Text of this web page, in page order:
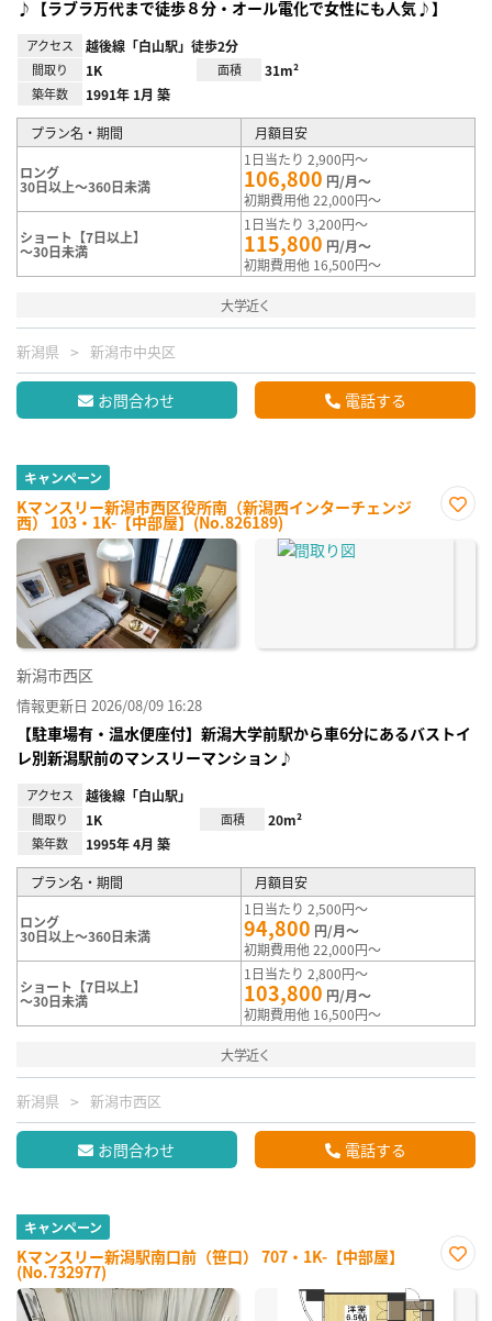
♪【ラブラ万代まで徒歩８分・オール電化で女性にも人気♪】
アクセス 越後線「白山駅」徒歩2分
間取り 1K 面積 31m²
築年数 1991年 1月 築
プラン名・期間 月額目安
ロング
30日以上～360日未満
1日当たり 2,900円～
106,800 円/月～
初期費用他 22,000円～
ショート【7日以上】
～30日未満
1日当たり 3,200円～
115,800 円/月～
初期費用他 16,500円～
大学近く
新潟県 新潟市中央区
お問合わせ 電話する
キャンペーン
Kマンスリー新潟市西区役所南（新潟西インターチェンジ
西） 103・1K-【中部屋】(No.826189)
に入
新潟市西区
情報更新日 2026/08/09 16:28
【駐車場有・温水便座付】新潟大学前駅から車6分にあるバストイ
レ別新潟駅前のマンスリーマンション♪
アクセス 越後線「白山駅」
間取り 1K 面積 20m²
築年数 1995年 4月 築
プラン名・期間 月額目安
ロング
30日以上～360日未満
1日当たり 2,500円～
94,800 円/月～
初期費用他 22,000円～
ショート【7日以上】
～30日未満
1日当たり 2,800円～
103,800 円/月～
初期費用他 16,500円～
大学近く
新潟県 新潟市西区
お問合わせ 電話する
キャンペーン
Kマンスリー新潟駅南口前（笹口） 707・1K-【中部屋】
(No.732977)
に入